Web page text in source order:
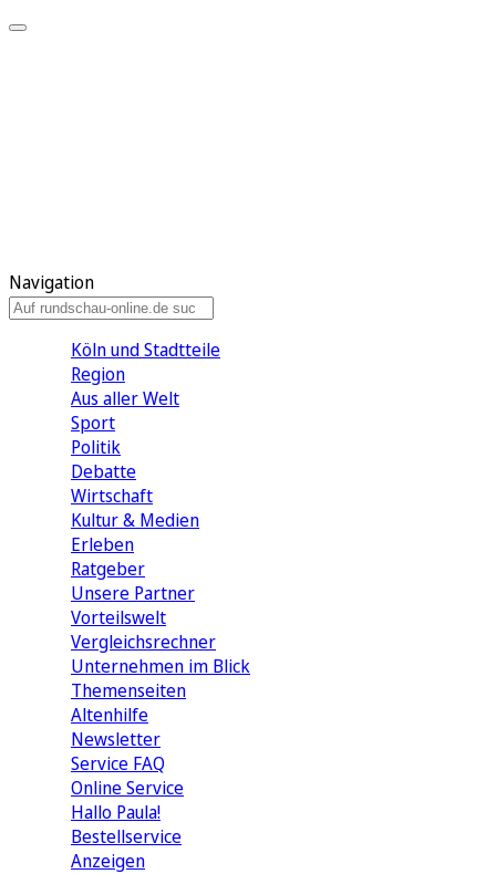
Navigation
Köln und Stadtteile
Region
Aus aller Welt
Sport
Politik
Debatte
Wirtschaft
Kultur & Medien
Erleben
Ratgeber
Unsere Partner
Vorteilswelt
Vergleichsrechner
Unternehmen im Blick
Themenseiten
Altenhilfe
Newsletter
Service FAQ
Online Service
Hallo Paula!
Bestellservice
Anzeigen